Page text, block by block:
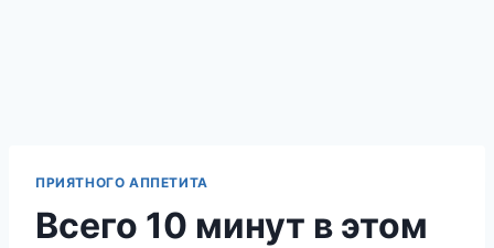
ПРИЯТНОГО АППЕТИТА
Всего 10 минут в этом